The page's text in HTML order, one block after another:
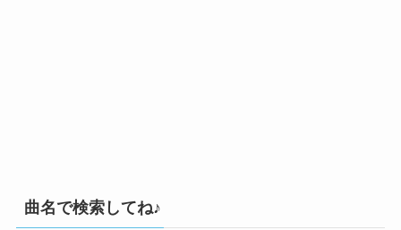
曲名で検索してね♪